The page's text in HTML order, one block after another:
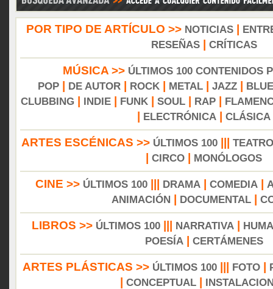
POR TIPO DE ARTÍCULO >> NOTICIAS|
RESEÑAS| CRÍTICAS
MÚSICA >> ÚLTIMOS 100 CONTENIDOS
POP
DE AUTOR ROCK METAL JAZZ
CLUBBING
INDIE FUNK SOUL RAP
ELECTRÓNICA CLÁSICA
ARTES ESCÉNICAS >> ÚLTIMOS 100||| TEATRO
CIRCO MONÓLOGOS
CINE >> ÚLTIMOS 100 DRAMA COMEDIA
ANIMACIÓN
DOCUMENTAL|
LIBROS >> ÚLTIMOS 100 NARRATIVA
POESÍA| CERTÁMENES
ARTES PLÁSTICAS >> ÚLTIMOS 100 FOTO
CONCEPTUAL